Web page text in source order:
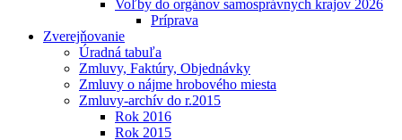
Voľby do orgánov samosprávnych krajov 2026
Príprava
Zverejňovanie
Úradná tabuľa
Zmluvy, Faktúry, Objednávky
Zmluvy o nájme hrobového miesta
Zmluvy-archív do r.2015
Rok 2016
Rok 2015